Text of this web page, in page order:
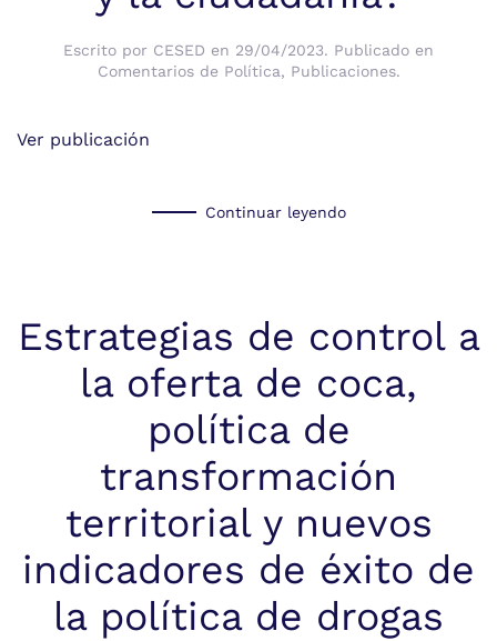
Escrito por CESED en 29/04/2023. Publicado en
Comentarios de Política, Publicaciones.
Ver publicación
Continuar leyendo
Estrategias de control a
la oferta de coca,
política de
transformación
territorial y nuevos
indicadores de éxito de
la política de drogas